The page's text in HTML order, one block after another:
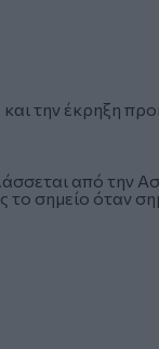
την έκρηξη
από την
το σημείο όταν